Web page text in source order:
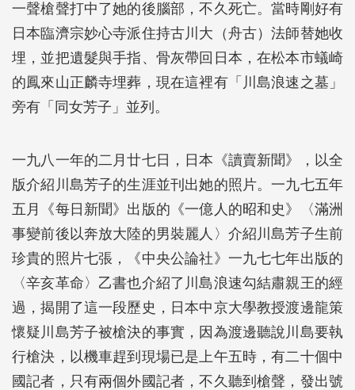
一聲槍聲打中了她的後腦部，不久死亡。當時剛好有
日本臨濟宗妙心寺派住持古川大（舟古）法師替她收
埋，並把遺髮與手指、骨灰帶回日本，在松本市蟻崎
的鳳來山正麟寺埋葬，現在這裡有「川島浪速之墓」
旁有「同女芳子」並列。
一九八一年的二月廿七日，日本《讀賣新聞》，以全
版介紹川島芳子的生涯並刊出她的照片。一九七五年
五月《每日新聞》出版的《一億人的昭和史》〈滿洲
事變前後以奔放大陸的男裝麗人〉介紹川島芳子生前
珍貴的照片七張，《中央公論社》一九七七年出版的
〈辛亥革命〉乙書也介紹了川島浪速勾結肅親王的經
過，揭開了這一段歷史，日本中京大學教授渡邊龍策
懷疑川島芳子被槍決的事實，因為渡邊聽說川島要執
行槍決，以機車趕到現場已是上午五時，有二十個中
國記者，只有兩個外國記者，不久聽到槍聲，發出號